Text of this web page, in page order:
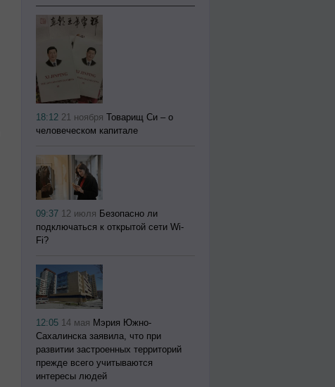
18:12 21 ноября Товарищ Си – о
человеческом капитале
09:37 12 июля Безопасно ли
подключаться к открытой сети Wi-
Fi?
12:05 14 мая Мэрия Южно-
Сахалинска заявила, что при
развитии застроенных территорий
прежде всего учитываются
интересы людей